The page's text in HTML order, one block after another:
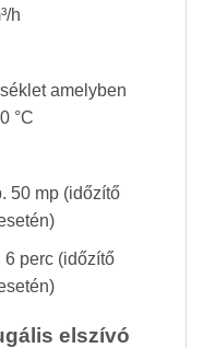
h
amelyben
°C
50 mp (időzítő
6 perc (időzítő
elszívó